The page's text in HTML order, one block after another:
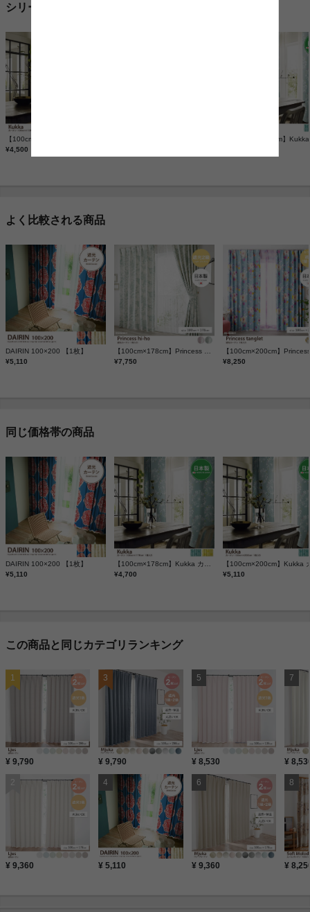
シリーズ
¥4,500
よく比較される商品
DAIRIN 100×200 【1枚】
¥5,110
【100cm×178cm】Princess hi-ho 遮光カーテン 1枚入り
¥7,750
¥8,250
同じ価格帯の商品
DAIRIN 100×200 【1枚】
¥5,110
¥4,700
¥5,110
この商品と同じカテゴリランキング
¥ 9,790
¥ 9,360
¥ 9,790
¥ 5,110
¥ 8,530
¥ 9,360
¥
¥